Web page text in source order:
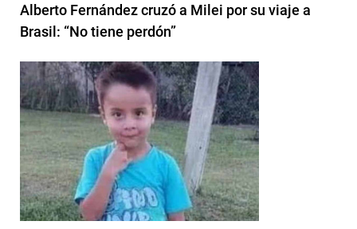
Alberto Fernández cruzó a Milei por su viaje a
Brasil: “No tiene perdón”